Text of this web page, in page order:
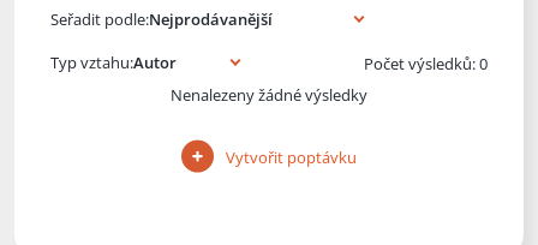
Seřadit podle:
Typ vztahu:
Počet výsledků: 0
Nenalezeny žádné výsledky
Vytvořit poptávku